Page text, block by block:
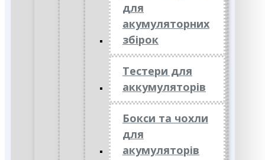
для
акумуляторних
збірок
Тестери для
аккумуляторів
Бокси та чохли
для
акумуляторів